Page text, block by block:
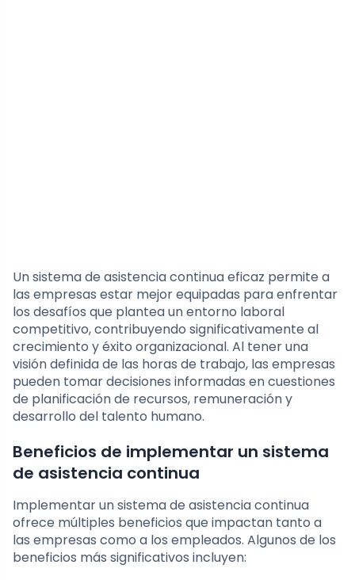
Un sistema de asistencia continua eficaz permite a
las empresas estar mejor equipadas para enfrentar
los desafíos que plantea un entorno laboral
competitivo, contribuyendo significativamente al
crecimiento y éxito organizacional. Al tener una
visión definida de las horas de trabajo, las empresas
pueden tomar decisiones informadas en cuestiones
de planificación de recursos, remuneración y
desarrollo del talento humano.
Beneficios de implementar un sistema
de asistencia continua
Implementar un sistema de asistencia continua
ofrece múltiples beneficios que impactan tanto a
las empresas como a los empleados. Algunos de los
beneficios más significativos incluyen: